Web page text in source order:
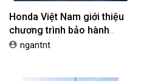
Honda Việt Nam giới thiệu
chương trình bảo hành
chính hãng lên tới 10 năm
ngantnt